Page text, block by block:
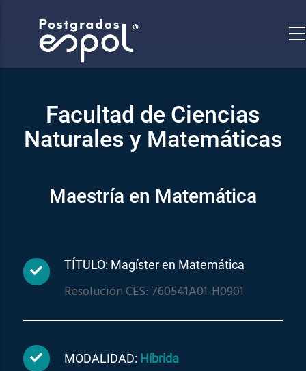
contenido
principal
Facultad de Ciencias
Naturales y Matemáticas
Maestría en Matemática
TÍTULO: Magíster en Matemática
Resolución CES: 760541A01-H0901
MODALIDAD: Híbrida